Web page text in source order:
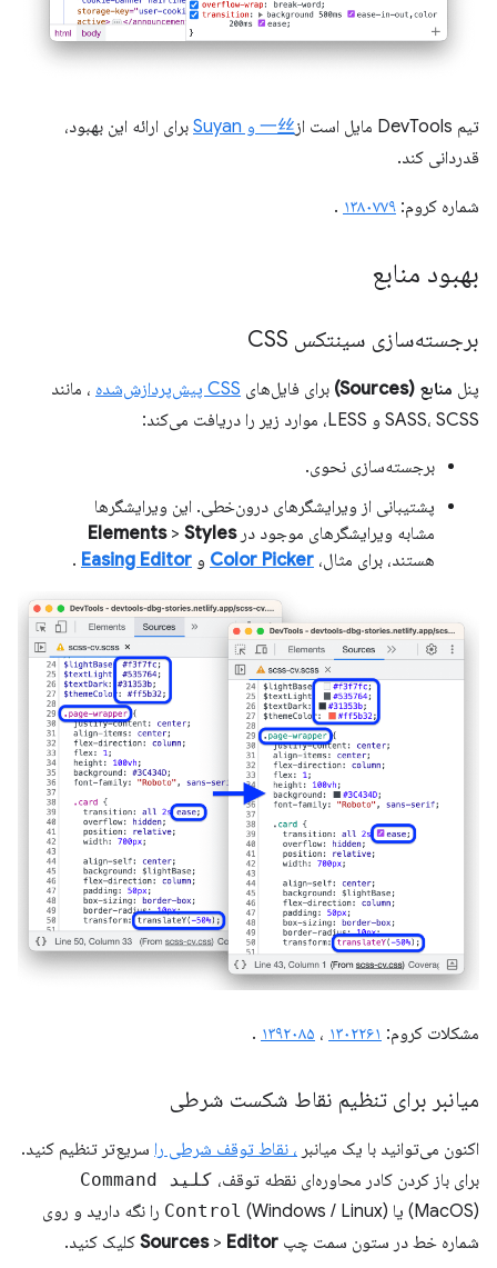
تیم DevTools مایل است از 一丝 و Suyan
برای ارائه این بهبود،
قدردانی کند.
شماره کروم: ۱۳۸۰۷۷۹ .
بهبود منابع
برجسته‌سازی سینتکس CSS
پنل منابع (Sources) برای فایل‌های CSS پیش‌پردازش‌شده
، مانند
SASS، SCSS و LESS، موارد زیر را دریافت می‌کند:
برجسته‌سازی نحوی.
پشتیبانی از ویرایشگرهای درون‌خطی. این ویرایشگرها
مشابه ویرایشگرهای موجود در
Elements> Styles
هستند، برای مثال، Color Picker و Easing Editor
.
مشکلات کروم: ۱۳۰۲۲۶۱ ، ۱۳۹۲۰۸۵ .
میانبر برای تنظیم نقاط شکست شرطی
اکنون می‌توانید با یک میانبر ، نقاط توقف شرطی را سریع‌تر تنظیم کنید.
برای باز کردن کادر محاوره‌ای نقطه توقف، کلید Command
(MacOS) یا Control (Windows / Linux) را نگه دارید و روی
شماره خط در ستون سمت چپ
Sources> Editor کلیک کنید.